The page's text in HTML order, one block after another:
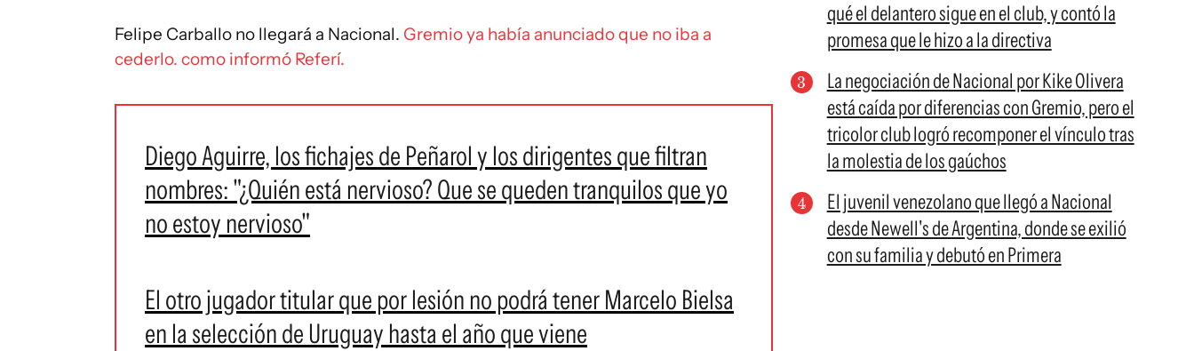
Felipe Carballo no llegará a Nacional. Gremio ya había anunciado que no iba a
cederlo. como informó Referí.
Diego Aguirre, los fichajes de Peñarol y los dirigentes que filtran
nombres: "¿Quién está nervioso? Que se queden tranquilos que yo
no estoy nervioso"
El otro jugador titular que por lesión no podrá tener Marcelo Bielsa
en la selección de Uruguay hasta el año que viene
qué el delantero sigue en el club, y contó la
promesa que le hizo a la directiva
La negociación de Nacional por Kike Olivera
está caída por diferencias con Gremio, pero el
tricolor club logró recomponer el vínculo tras
la molestia de los gaúchos
El juvenil venezolano que llegó a Nacional
desde Newell's de Argentina, donde se exilió
con su familia y debutó en Primera